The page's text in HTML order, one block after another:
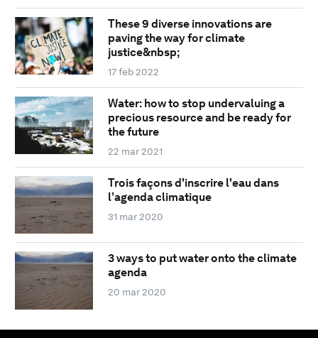
These 9 diverse innovations are
paving the way for climate
justice&nbsp;
17 feb 2022
Water: how to stop undervaluing a
precious resource and be ready for
the future
22 mar 2021
Trois façons d'inscrire l'eau dans
l’agenda climatique
31 mar 2020
3 ways to put water onto the climate
agenda
20 mar 2020